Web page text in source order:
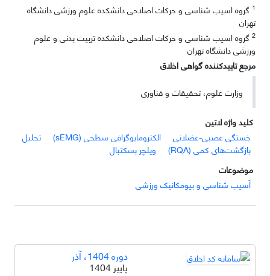
1 گروه اسیب شناسی و حرکات اصلاحی دانشکده علوم ورزشی دانشگاه
تهران
2 گروه اسیب شناسی و حرکات اصلاحی دانشکده تربیت بدنی و علوم
ورزشی دانشگاه تهران
مرجع تاییدکننده گواهی اخلاق
وزارت علوم، تحقیقات و فناوری
کلید واژه لاتین
خستگی عصبی-عضلانی
الکترومایوگرافی سطحی (sEMG)
تحلیل
بازگشت‌های کمی (RQA)
ویلچر بسکتبال
موضوعات
آسیب شناسی و بیومکانیک ورزشی
دوره 1404، آذر
پاییز 1404